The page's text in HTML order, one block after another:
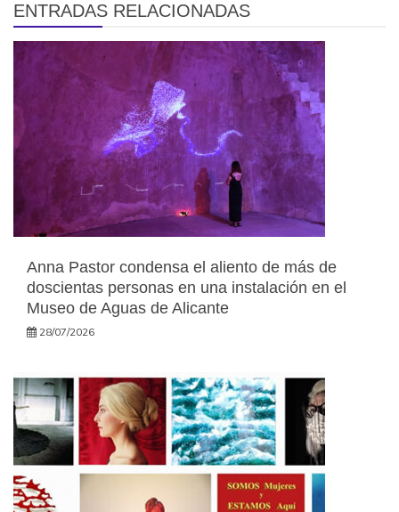
ENTRADAS RELACIONADAS
Anna Pastor condensa el aliento de más de
doscientas personas en una instalación en el
Museo de Aguas de Alicante
28/07/2026